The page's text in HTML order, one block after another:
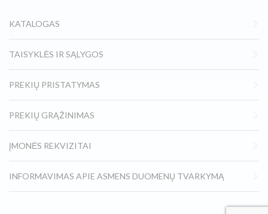
KATALOGAS
TAISYKLĖS IR SĄLYGOS
PREKIŲ PRISTATYMAS
PREKIŲ GRĄŽINIMAS
ĮMONĖS REKVIZITAI
INFORMAVIMAS APIE ASMENS DUOMENŲ TVARKYMĄ